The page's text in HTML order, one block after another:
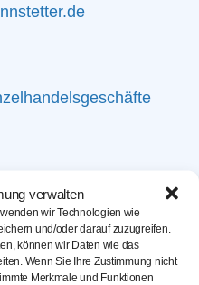
verwalten
wir Technologien wie
und/oder darauf zuzugreifen.
können wir Daten wie das
Wenn Sie Ihre Zustimmung nicht
Merkmale und Funktionen